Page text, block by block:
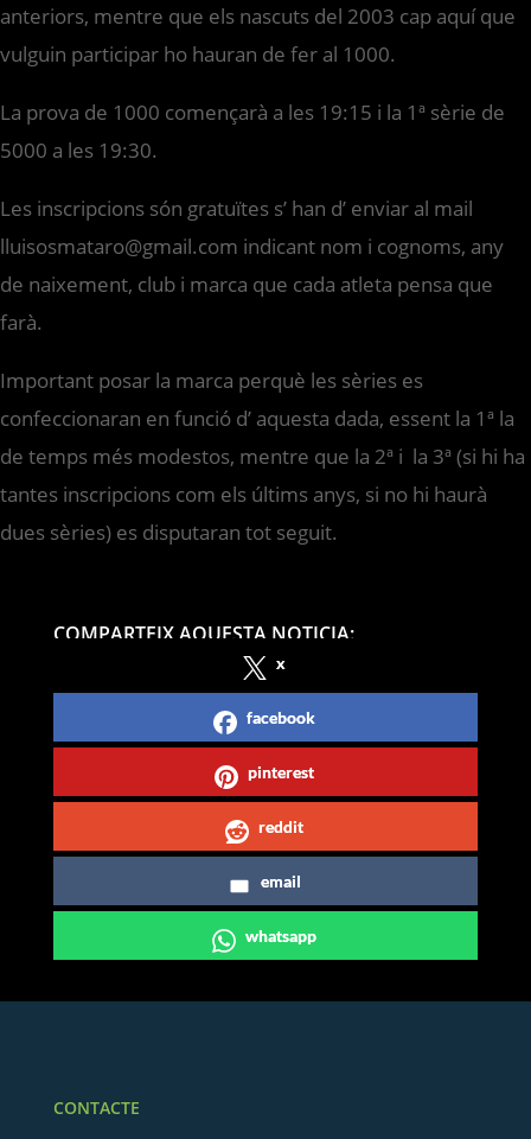
anteriors, mentre que els nascuts del 2003 cap aquí que
vulguin participar ho hauran de fer al 1000.
La prova de 1000 començarà a les 19:15 i la 1ª sèrie de
5000 a les 19:30.
Les inscripcions són gratuïtes s’ han d’ enviar al mail
lluisosmataro@gmail.com indicant nom i cognoms, any
de naixement, club i marca que cada atleta pensa que
farà.
Important posar la marca perquè les sèries es
confeccionaran en funció d’ aquesta dada, essent la 1ª la
de temps més modestos, mentre que la 2ª i la 3ª (si hi ha
tantes inscripcions com els últims anys, si no hi haurà
dues sèries) es disputaran tot seguit.
COMPARTEIX AQUESTA NOTICIA:
x
facebook
pinterest
reddit
email
whatsapp
CONTACTE